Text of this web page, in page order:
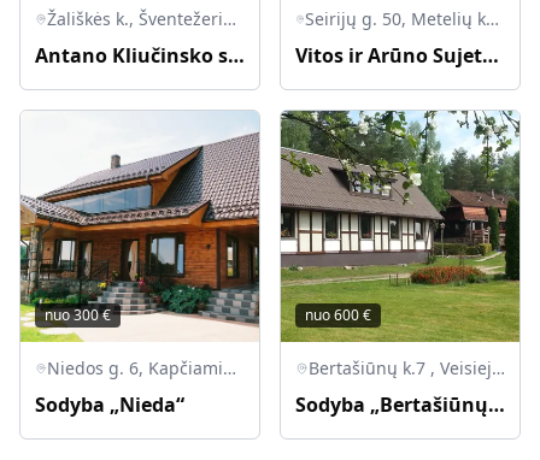
Žališkės k., Šventežerio sen., LT-67204 Lazdijų r.
Antano Kliučinsko sodyba „Žališkė“
Seirijų g. 50, Metelių km., Seirijų sen., Lazdijų Raj., LT-67482
Vitos ir Arūno Sujetų sodyba „Vitrūna“
nuo300€
Niedos g. 6, Kapčiamiesčio sen., LT-67313 Lazdijų r.
Sodyba „Nieda“
nuo600€
Bertašiūnų k.7 , Veisiejų sen., 67300 Lazdijų r.
Sodyba „Bertašiūnų vienkiemis“